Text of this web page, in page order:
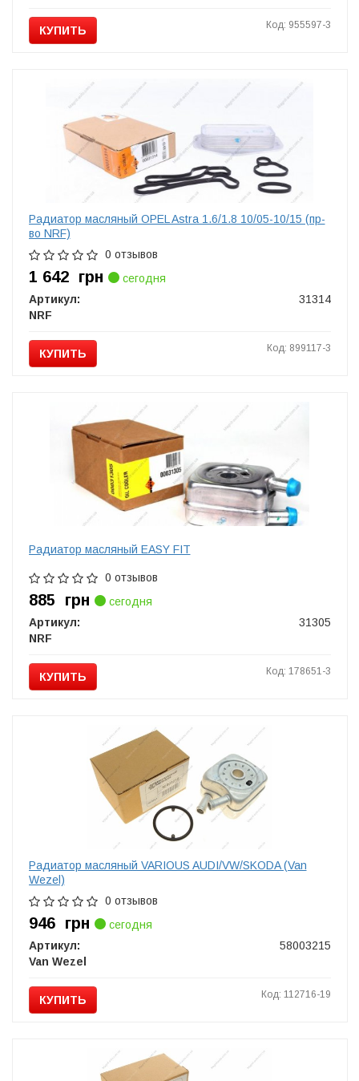
КУПИТЬ Код: 955597-3
Радиатор масляный OPEL Astra 1.6/1.8 10/05-10/15 (пр-
во NRF)
0 отзывов
1 642 грн
сегодня
Артикул:
31314
NRF
КУПИТЬ Код: 899117-3
Радиатор масляный EASY FIT
0 отзывов
885 грн
сегодня
Артикул:
31305
NRF
КУПИТЬ Код: 178651-3
Радиатор масляный VARIOUS AUDI/VW/SKODA (Van
Wezel)
0 отзывов
946 грн
сегодня
Артикул:
58003215
Van Wezel
КУПИТЬ Код: 112716-19